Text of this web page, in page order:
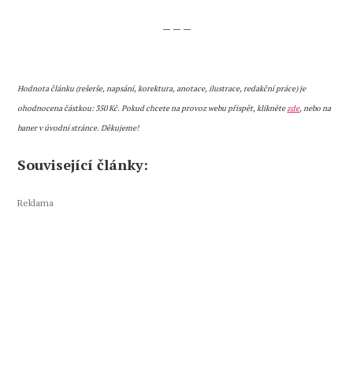
– – –
Hodnota článku (rešerše, napsání, korektura, anotace, ilustrace, redakční práce) je
ohodnocena částkou: 350 Kč. Pokud chcete na provoz webu přispět, kliknětezde, nebo na
baner v úvodní stránce. Děkujeme!
Související články:
Reklama